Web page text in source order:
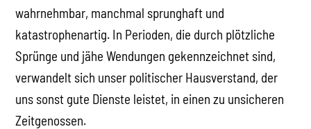
wahrnehmbar, manchmal sprunghaft und
katastrophenartig. In Perioden, die durch plötzliche
Sprünge und jähe Wendungen gekennzeichnet sind,
verwandelt sich unser politischer Hausverstand, der
uns sonst gute Dienste leistet, in einen zu unsicheren
Zeitgenossen.